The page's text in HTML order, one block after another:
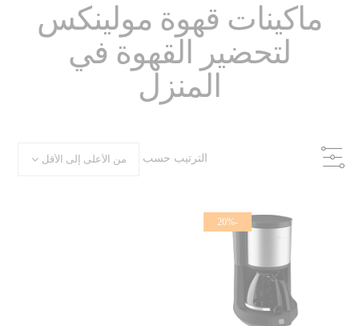
ماكينات قهوة مولينكس
لتحضير القهوة في
المنزل
الترتيب حسب
-20%